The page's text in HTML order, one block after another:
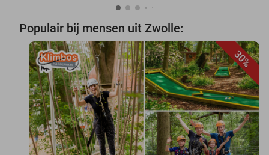
Populair bij mensen uit Zwolle:
30%